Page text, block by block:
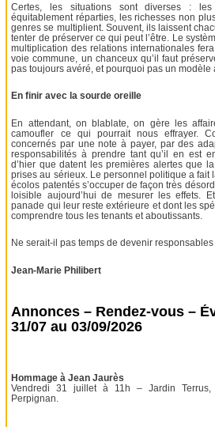
Certes, les situations sont diverses :
équitablement réparties, les richesses non
genres se multiplient. Souvent, ils laissent
tenter de préserver ce qui peut l’être. Le
multiplication des relations internationales
voie commune, un chanceux qu’il faut
pas toujours avéré, et pourquoi pas un modèle
En finir avec la sourde oreille
En attendant, on blablate, on gère les
camoufler ce qui pourrait nous effrayer.
concernés par une note à payer, par des
responsabilités à prendre tant qu’il en est
d’hier que datent les premières alertes que
prises au sérieux. Le personnel politique a fait
écolos patentés s’occuper de façon très
loisible aujourd’hui de mesurer les effets.
panade qui leur reste extérieure et dont les
comprendre tous les tenants et aboutissants.
Ne serait-il pas temps de devenir responsables
Jean-Marie Philibert
Annonces – Rendez-vous –
31/07 au 03/09/2026
Hommage à Jean Jaurès
Vendredi 31 juillet à 11h – Jardin Terrus,
Perpignan.